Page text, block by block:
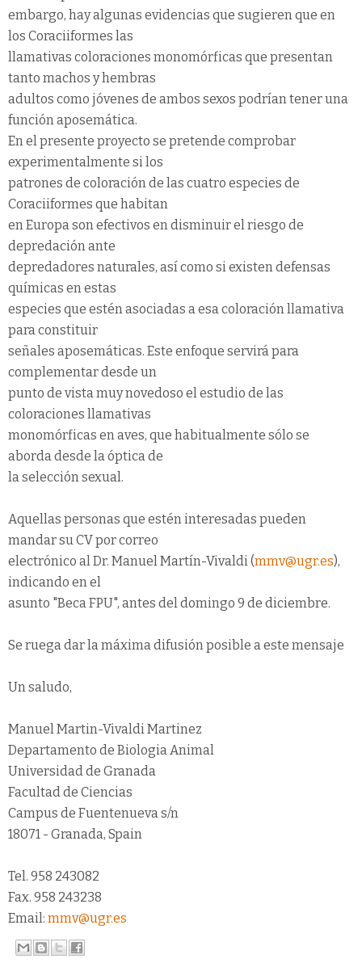
embargo, hay algunas evidencias que sugieren que en
los Coraciiformes las
llamativas coloraciones monomórficas que presentan
tanto machos y hembras
adultos como jóvenes de ambos sexos podrían tener una
función aposemática.
En el presente proyecto se pretende comprobar
experimentalmente si los
patrones de coloración de las cuatro especies de
Coraciiformes que habitan
en Europa son efectivos en disminuir el riesgo de
depredación ante
depredadores naturales, así como si existen defensas
químicas en estas
especies que estén asociadas a esa coloración llamativa
para constituir
señales aposemáticas. Este enfoque servirá para
complementar desde un
punto de vista muy novedoso el estudio de las
coloraciones llamativas
monomórficas en aves, que habitualmente sólo se
aborda desde la óptica de
la selección sexual.
Aquellas personas que estén interesadas pueden
mandar su CV por correo
electrónico al Dr. Manuel Martín-Vivaldi (mmv@ugr.es),
indicando en el
asunto "Beca FPU", antes del domingo 9 de diciembre.
Se ruega dar la máxima difusión posible a este mensaje
Un saludo,
Manuel Martin-Vivaldi Martinez
Departamento de Biologia Animal
Universidad de Granada
Facultad de Ciencias
Campus de Fuentenueva s/n
18071 - Granada, Spain
Tel. 958 243082
Fax. 958 243238
Email: mmv@ugr.es